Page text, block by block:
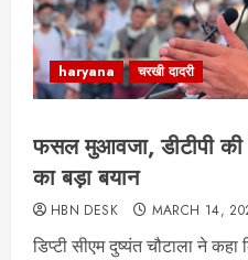
haryana चरखी दादरी
फसल मुआवजा, डीटीपी की
का बड़ा बयान
HBN DESK MARCH 14,
डिप्टी सीएम दुष्यंत चौटाला ने कहा